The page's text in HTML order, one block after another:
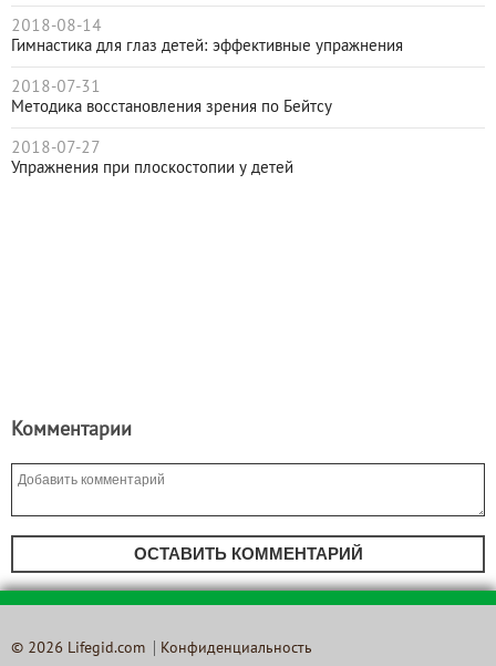
2018-08-14
Гимнастика для глаз детей: эффективные упражнения
2018-07-31
Методика восстановления зрения по Бейтсу
2018-07-27
Упражнения при плоскостопии у детей
Комментарии
ОСТАВИТЬ КОММЕНТАРИЙ
© 2026 Lifegid.com Конфиденциальность